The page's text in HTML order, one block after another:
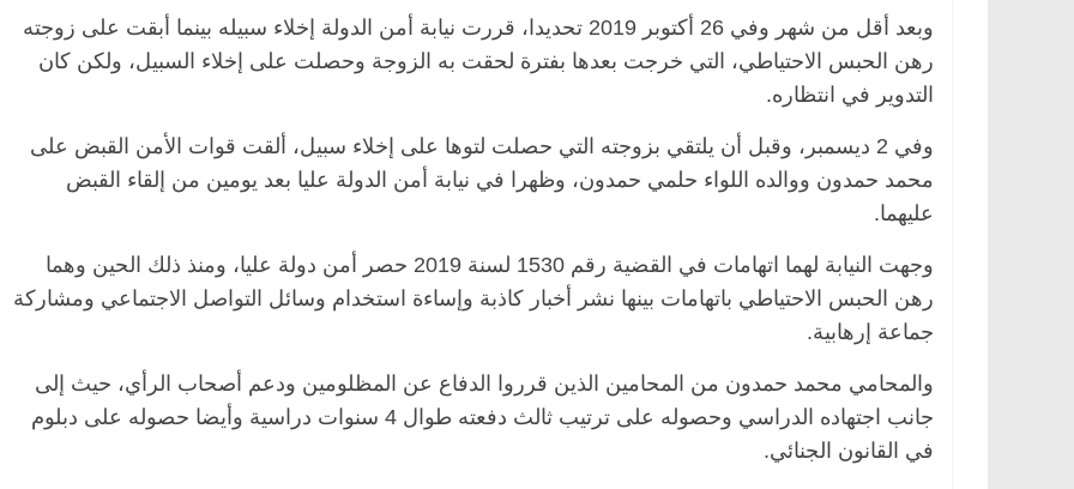
وبعد أقل من شهر وفي 26 أكتوبر 2019 تحديدا، قررت نيابة أمن الدولة إخلاء سبيله بينما أبقت على زوجته
رهن الحبس الاحتياطي، التي خرجت بعدها بفترة لحقت به الزوجة وحصلت على إخلاء السبيل، ولكن كان
التدوير في انتظاره.
وفي 2 ديسمبر، وقبل أن يلتقي بزوجته التي حصلت لتوها على إخلاء سبيل، ألقت قوات الأمن القبض على
محمد حمدون ووالده اللواء حلمي حمدون، وظهرا في نيابة أمن الدولة عليا بعد يومين من إلقاء القبض
عليهما.
وجهت النيابة لهما اتهامات في القضية رقم 1530 لسنة 2019 حصر أمن دولة عليا، ومنذ ذلك الحين وهما
رهن الحبس الاحتياطي باتهامات بينها نشر أخبار كاذبة وإساءة استخدام وسائل التواصل الاجتماعي ومشاركة
جماعة إرهابية.
والمحامي محمد حمدون من المحامين الذين قرروا الدفاع عن المظلومين ودعم أصحاب الرأي، حيث إلى
جانب اجتهاده الدراسي وحصوله على ترتيب ثالث دفعته طوال 4 سنوات دراسية وأيضا حصوله على دبلوم
في القانون الجنائي.